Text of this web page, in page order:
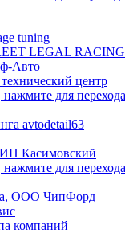
tuning
LEGAL RACING
Авто
центр
avtodetail63
Касимовский
ООО ЧипФорд
компаний